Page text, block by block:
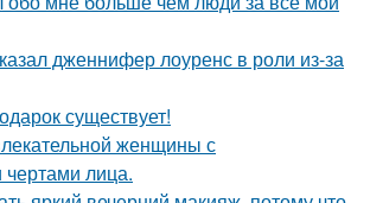
дженнифер лоуренс в роли из-за
существует!
женщины с
лица.